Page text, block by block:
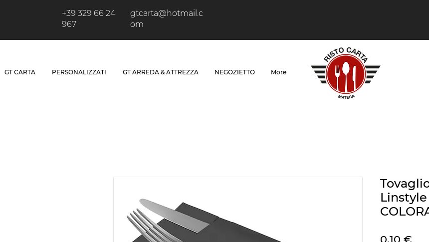
+39 329 66 24
967
gtcarta@hotmail.c
om
GT CARTA PERSONALIZZATI GT ARREDA & ATTREZZA NEGOZIETTO More
0,10 €